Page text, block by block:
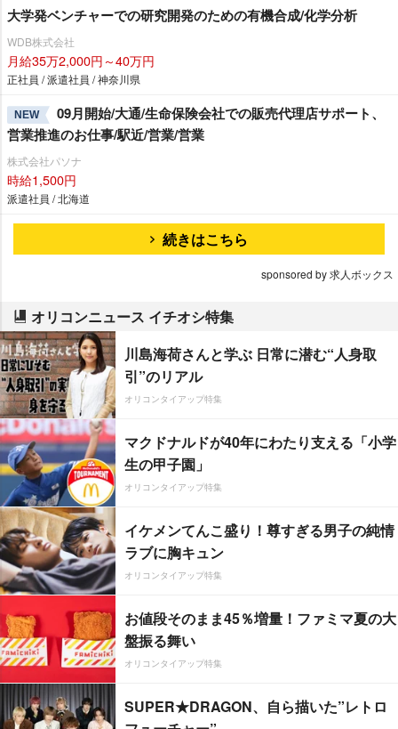
大学発ベンチャーでの研究開発のための有機合成/化学分析
WDB株式会社
月給35万2,000円～40万円
正社員 / 派遣社員 / 神奈川県
NEW
09月開始/大通/生命保険会社での販売代理店サポート、
営業推進のお仕事/駅近/営業/営業
株式会社パソナ
時給1,500円
派遣社員 / 北海道
続きはこちら
sponsored by 求人ボックス
オリコンニュース イチオシ特集
川島海荷さんと学ぶ 日常に潜む“人身取
引”のリアル
オリコンタイアップ特集
マクドナルドが40年にわたり支える「小学
生の甲子園」
オリコンタイアップ特集
イケメンてんこ盛り！尊すぎる男子の純情
ラブに胸キュン
オリコンタイアップ特集
お値段そのまま45％増量！ファミマ夏の大
盤振る舞い
オリコンタイアップ特集
SUPER★DRAGON、自ら描いた”レトロ